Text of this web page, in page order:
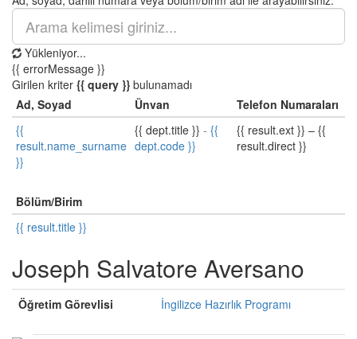
Yükleniyor...
{{ errorMessage }}
Girilen kriter {{ query }} bulunamadı
Ad, Soyad
Ünvan
Telefon Numaraları
{{
result.name_surname
}}
{{ dept.title }} - {{
dept.code }}
{{ result.ext }} – {{
result.direct }}
Bölüm/Birim
{{ result.title }}
Joseph Salvatore Aversano
Öğretim Görevlisi İngilizce Hazırlık Programı